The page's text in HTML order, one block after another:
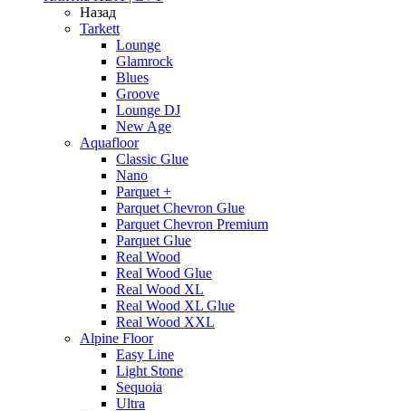
Назад
Tarkett
Lounge
Glamrock
Blues
Groove
Lounge DJ
New Age
Aquafloor
Classic Glue
Nano
Parquet +
Parquet Chevron Glue
Parquet Chevron Premium
Parquet Glue
Real Wood
Real Wood Glue
Real Wood XL
Real Wood XL Glue
Real Wood XXL
Alpine Floor
Easy Line
Light Stone
Sequoia
Ultra